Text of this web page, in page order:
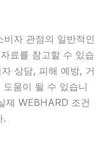
자 관점의 일반적인
자료를 참고할 수 있습
상담, 피해 예방, 거
움이 될 수 있습니
제 WEBHARD 조건
.